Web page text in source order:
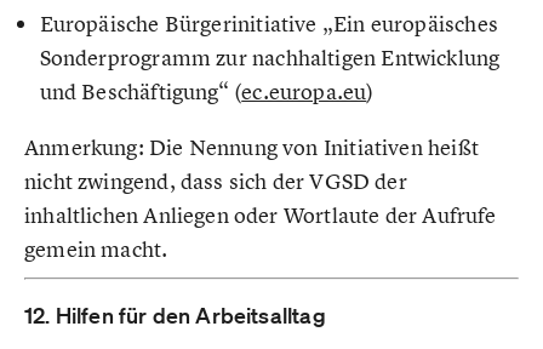
Europäische Bürgerinitiative „Ein europäisches
Sonderprogramm zur nachhaltigen Entwicklung
und Beschäftigung“ (ec.europa.eu)
Anmerkung: Die Nennung von Initiativen heißt
nicht zwingend, dass sich der VGSD der
inhaltlichen Anliegen oder Wortlaute der Aufrufe
gemein macht.
12. Hilfen für den Arbeitsalltag